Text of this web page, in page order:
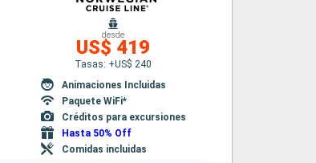
desde
US$ 419
Tasas: +US$ 240
Animaciones Incluidas
Paquete WiFi*
Créditos para excursiones
Hasta 50% Off
Comidas incluidas